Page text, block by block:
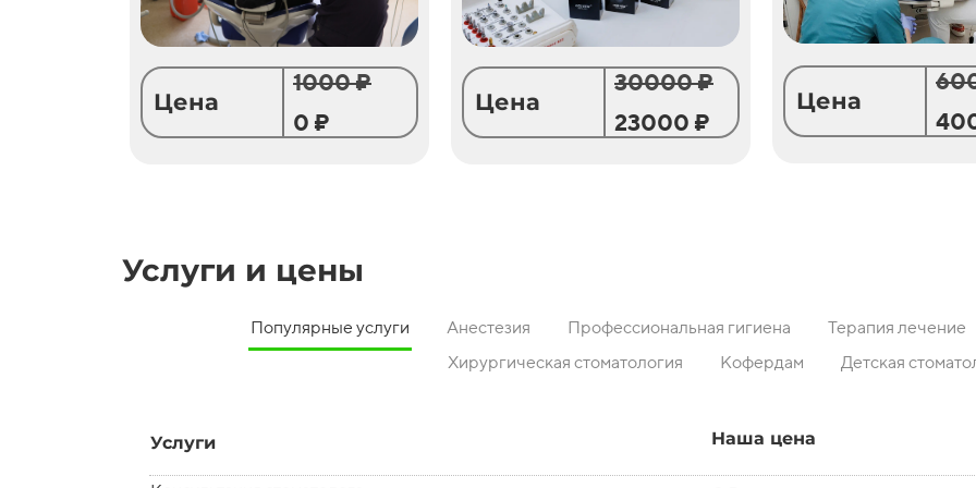
Цена
1000 ₽
0 ₽
Цена
30000 ₽
23000 ₽
Цена
Услуги и цены
Популярные услуги Анестезия Профессиональная гигиена Терапия лечение
Хирургическая стоматология
Кофердам Детская
Услуги Наша цена
Услуги Наша цена
Услуги Наша цена
Услуги Наша цена
Услуги Наша цена
Услуги Наша цена
Услуги Наша цена
Услуги Наша цена